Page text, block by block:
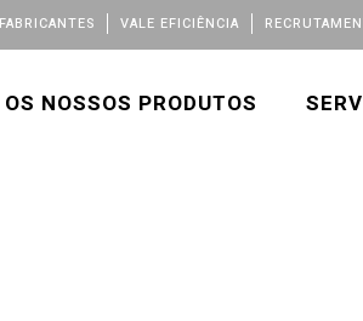
FABRICANTES VALE EFICIÊNCIA
OS NOSSOS PRODUTOS